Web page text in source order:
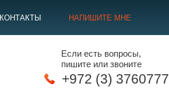
КОНТАКТЫ НАПИШИТЕ МНЕ
Если есть вопросы,
пишите или звоните
+972 (3) 3760777